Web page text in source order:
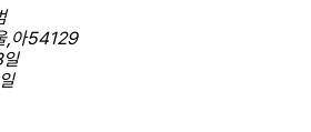
,아54129